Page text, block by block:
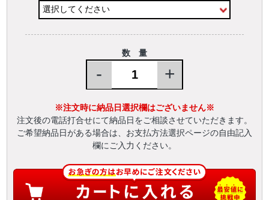
数 量
- +
※注文時に納品日選択欄はございません※
注文後の電話打合せにて納品日をご相談させていただきます。
ご希望納品日がある場合は、お支払方法選択ページの自由記入
欄にご入力ください。